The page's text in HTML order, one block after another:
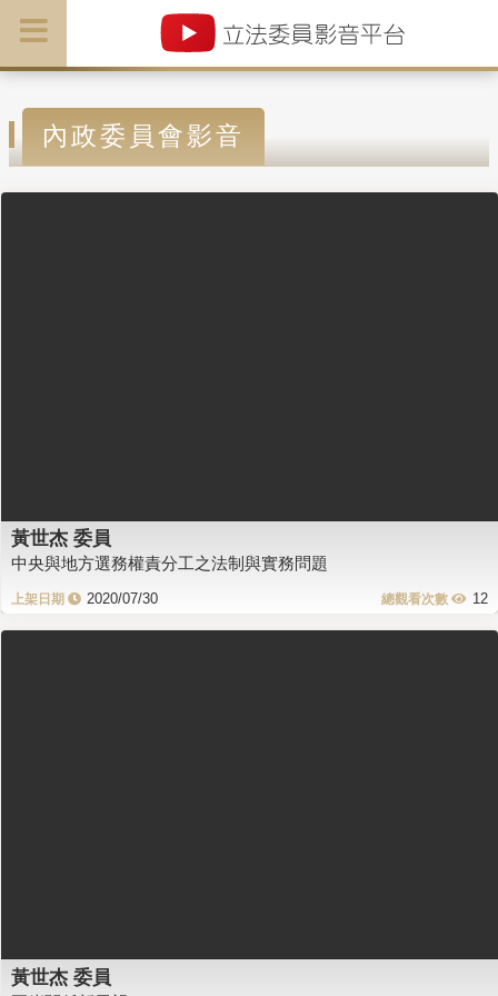
內政委員會影音
黃世杰 委員
中央與地方選務權責分工之法制與實務問題
2020/07/30 12
黃世杰 委員